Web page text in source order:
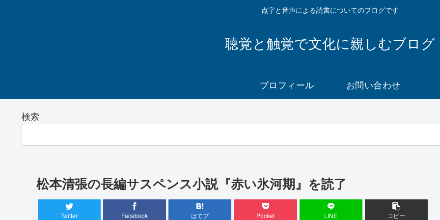
点字と音声による読書についてのブログです
聴覚と触覚で文化に親しむブログ
プロフィール お問い合わせ
検索
松本清張の長編サスペンス小説『赤い氷河期』を読了
Twitter Facebook はてブ Pocket LINE コピー